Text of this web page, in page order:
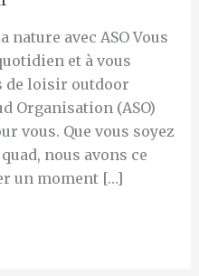
avec ASO Vous
et à vous
de loisir outdoor
Organisation (ASO)
vous. Que vous soyez
nous avons ce
un moment […]